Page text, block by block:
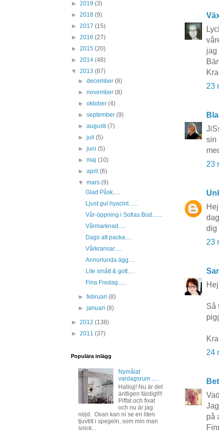
jag
23
sin
23
dig
23
Så
24
på
► 2019 (3)
► 2018 (9)
► 2017 (15)
► 2016 (27)
► 2015 (20)
► 2014 (48)
▼ 2013 (87)
►december(8)
►november(8)
►oktober(4)
►september(9)
►augusti(7)
►juli(5)
►juni(5)
►maj(10)
►april(6)
▼mars(9)
Glad Påsk.....
Ljust gul hyacint......
Vår-öppning i Sofias Bod.......
Vårmarknad.....
Dags att packa.....
Vårkransar.....
Annorlunda ägg....
Lite smått & gott.....
Fina Fredag......
►februari(8)
►januari(8)
► 2012 (138)
► 2011 (37)
Populära inlägg
Nymålat
vardagsrum .....
Hallojj! Nu är det
äntligen färdigt!!!
Piffat och fixat
och nu är jag
nöjd. Ovan kan ni se en liten
tjuvtitt i spegeln, som min man
snick...